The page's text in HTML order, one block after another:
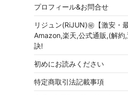
プロフィール&お問合せ
リジュン(RiJUN)㊙【激安・
Amazon,楽天,公式通販,(解
訣!
初めにお読みください
特定商取引法記載事項